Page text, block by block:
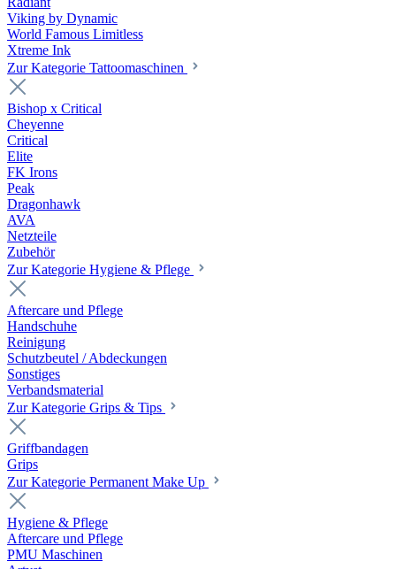
Viking by Dynamic
World Famous Limitless
Xtreme Ink
Zur Kategorie Tattoomaschinen
Bishop x Critical
Cheyenne
Critical
Elite
FK Irons
Peak
Dragonhawk
AVA
Netzteile
Zubehör
Zur Kategorie Hygiene & Pflege
Aftercare und Pflege
Handschuhe
Reinigung
Schutzbeutel / Abdeckungen
Sonstiges
Verbandsmaterial
Zur Kategorie Grips & Tips
Griffbandagen
Grips
Zur Kategorie Permanent Make Up
Hygiene & Pflege
Aftercare und Pflege
PMU Maschinen